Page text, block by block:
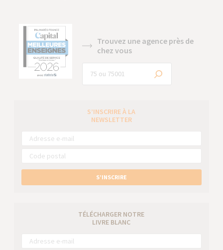
Trouvez une agence près de
chez vous
S’INSCRIRE À LA
NEWSLETTER
S’INSCRIRE
TÉLÉCHARGER NOTRE
LIVRE BLANC